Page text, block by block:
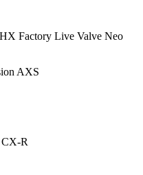
Factory Live Valve Neo
AXS
CX-R